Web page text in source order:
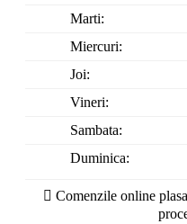
Marti:
Miercuri:
Joi:
Vineri:
Sambata:
Duminica:
Comenzile online